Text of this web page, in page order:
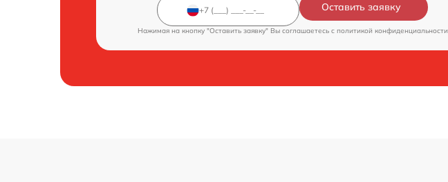
Оставить заявку
Нажимая на кнопку "Оставить заявку" Вы соглашаетесь c политикой конфиденциальности